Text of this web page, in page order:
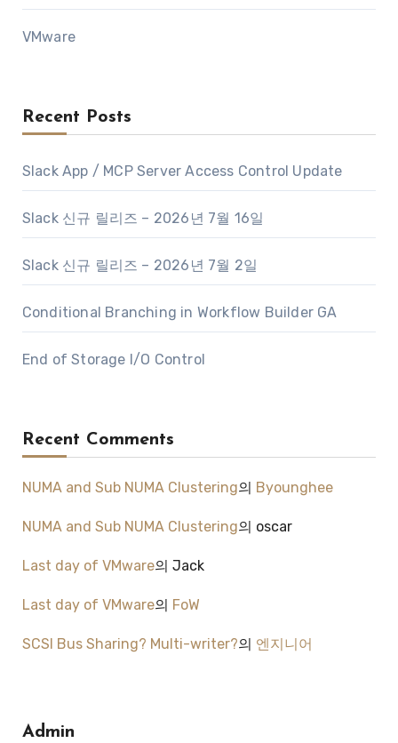
VMware
Recent Posts
Slack App / MCP Server Access Control Update
Slack 신규 릴리즈 – 2026년 7월 16일
Slack 신규 릴리즈 – 2026년 7월 2일
Conditional Branching in Workflow Builder GA
End of Storage I/O Control
Recent Comments
NUMA and Sub NUMA Clustering의 Byounghee
NUMA and Sub NUMA Clustering의 oscar
Last day of VMware의 Jack
Last day of VMware의 FoW
SCSI Bus Sharing? Multi-writer?의 엔지니어
Admin